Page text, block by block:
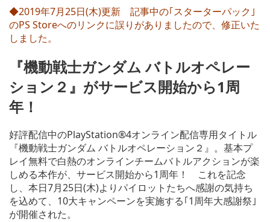
◆2019年7月25日(木)更新 記事中の｢スターターパック ｣
のPS Storeへのリンクに誤りがありましたので、修正いた
しました。
『機動戦士ガンダム バトルオペレー
ション２』がサービス開始から1周
年！
好評配信中のPlayStation®4オンライン配信専用タイトル
『機動戦士ガンダム バトルオペレーション２』。基本プ
レイ無料で白熱のオンラインチームバトルアクションが楽
しめる本作が、サービス開始から1周年！ これを記念
し、本日7月25日(木)よりパイロットたちへ感謝の気持ち
を込めて、10大キャンペーンを実施する｢1周年大感謝祭｣
が開催された。